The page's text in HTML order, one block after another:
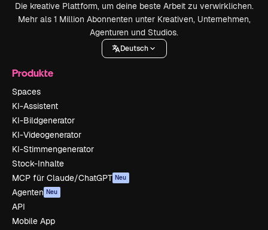
Die kreative Plattform, um deine beste Arbeit zu verwirklichen.
Mehr als 1 Million Abonnenten unter Kreativen, Unternehmen,
Agenturen und Studios.
Deutsch
Produkte
Spaces
KI-Assistent
KI-Bildgenerator
KI-Videogenerator
KI-Stimmengenerator
Stock-Inhalte
MCP für Claude/ChatGPT Neu
Agenten Neu
API
Mobile App